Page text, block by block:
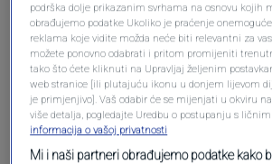
Oglas
podrška dolje prikazanim svrhama na osnovu kojih
obrađujemo podatke Ukoliko je praćenje
reklama koje vidite možda neće biti relevantni za
možete ponovno odabrati i pritom promijeniti
tako što ćete kliknuti na Upravljaj željenim
web stranice [ili plutajuću ikonu u donjem lijevom
je primjenjivo]. Vaš odabir će se mijenjati u okviru
više detalja, pogledajte Uredbu o postupanju s
informacija o vašoj privatnosti
Mi i naši partneri obrađujemo podatke kako